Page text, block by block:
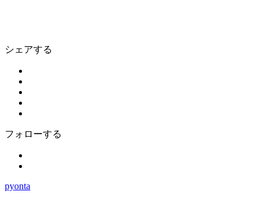
シェアする
フォローする
pyonta